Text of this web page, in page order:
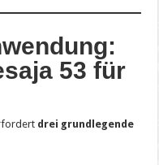
53 für
drei grundlegende